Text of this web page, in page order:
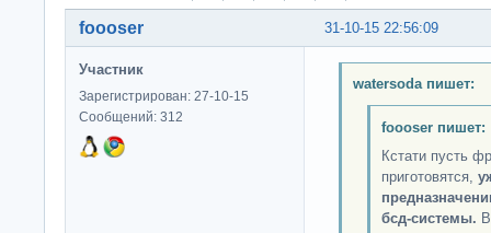
31-10-15 22:56:09
foooser
Участник
Зарегистрирован: 27-10-15
Сообщений: 312
watersoda пишет:
foooser пишет:
Кстати пусть
приготовятся,
бсд-системы.